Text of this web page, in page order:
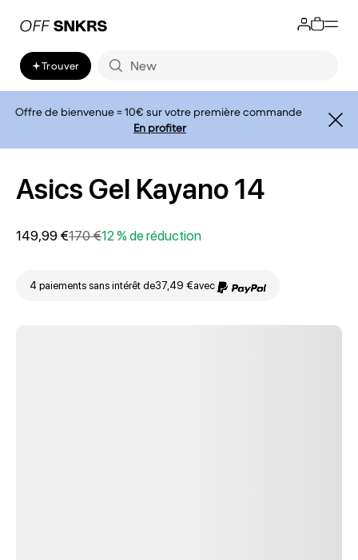
Trouver
Offre de bienvenue = 10€ sur votre première commande
En profiter
Asics Gel Kayano 14
149,99 €170 €12 % de réduction
4 paiements sans intérêt de37,49 €avec